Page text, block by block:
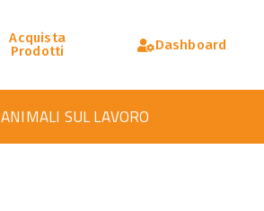
Acquista
Prodotti
Dashboard
ANIMALI SUL LAVORO